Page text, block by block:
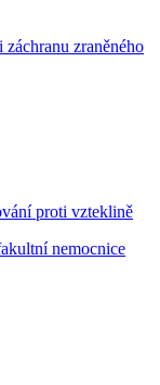
zraněného
proti vzteklině
nemocnice